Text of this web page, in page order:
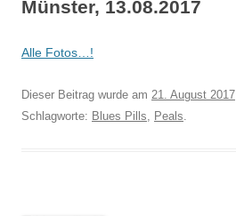
Münster, 13.08.2017
Alle Fotos…!
Dieser Beitrag wurde am 21. August 2017
Schlagworte: Blues Pills, Peals.